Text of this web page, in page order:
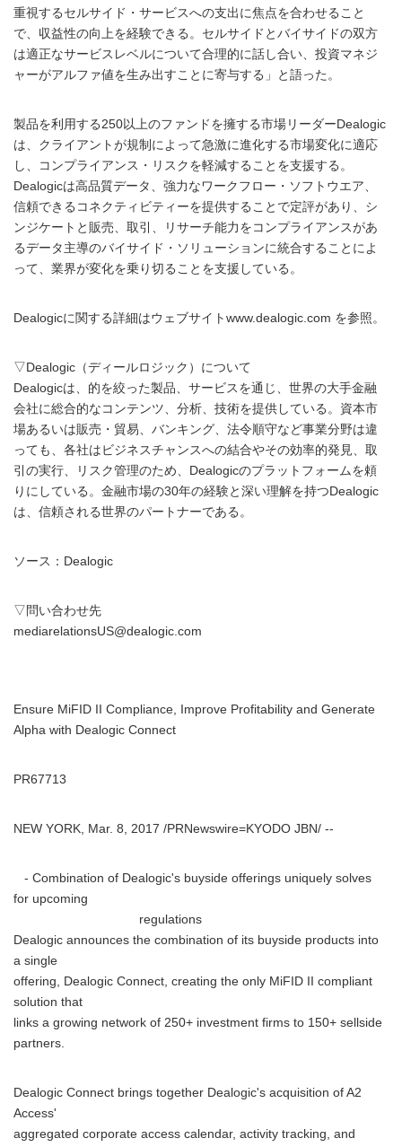
重視するセルサイド・サービスへの支出に焦点を合わせること
で、収益性の向上を経験できる。セルサイドとバイサイドの双方
は適正なサービスレベルについて合理的に話し合い、投資マネジ
ャーがアルファ値を生み出すことに寄与する」と語った。
製品を利用する250以上のファンドを擁する市場リーダーDealogic
は、クライアントが規制によって急激に進化する市場変化に適応
し、コンプライアンス・リスクを軽減することを支援する。
Dealogicは高品質データ、強力なワークフロー・ソフトウエア、
信頼できるコネクティビティーを提供することで定評があり、シ
ンジケートと販売、取引、リサーチ能力をコンプライアンスがあ
るデータ主導のバイサイド・ソリューションに統合することによ
って、業界が変化を乗り切ることを支援している。
Dealogicに関する詳細はウェブサイトwww.dealogic.com を参照。
▽Dealogic（ディールロジック）について
Dealogicは、的を絞った製品、サービスを通じ、世界の大手金融
会社に総合的なコンテンツ、分析、技術を提供している。資本市
場あるいは販売・貿易、バンキング、法令順守など事業分野は違
っても、各社はビジネスチャンスへの結合やその効率的発見、取
引の実行、リスク管理のため、Dealogicのプラットフォームを頼
りにしている。金融市場の30年の経験と深い理解を持つDealogic
は、信頼される世界のパートナーである。
ソース：Dealogic
▽問い合わせ先
mediarelationsUS@dealogic.com
Ensure MiFID II Compliance, Improve Profitability and Generate
Alpha with Dealogic Connect
PR67713
NEW YORK, Mar. 8, 2017 /PRNewswire=KYODO JBN/ --
- Combination of Dealogic's buyside offerings uniquely solves
for upcoming
regulations
Dealogic announces the combination of its buyside products into
a single
offering, Dealogic Connect, creating the only MiFID II compliant
solution that
links a growing network of 250+ investment firms to 150+ sellside
partners.
Dealogic Connect brings together Dealogic's acquisition of A2
Access'
aggregated corporate access calendar, activity tracking, and